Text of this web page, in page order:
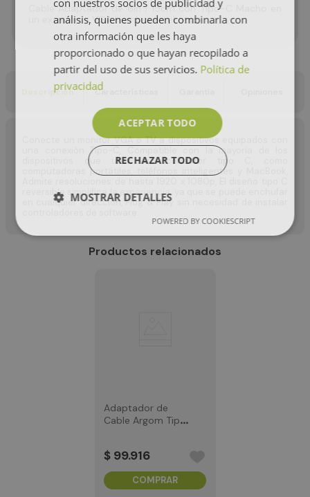
Cable Adaptador de 6in / 15cm con Tipo-C Macho en
un extremo y VGA Hembra en el otro.
Descripción Características
Conecte un monitor VGA o TV a dispositivos equipados con
una conexión Tipo-C, Compatible con la mayoría de los
dispositivos que usan un conector tipo C, como
computadoras portátiles, teléfonos inteligentes y MacBook,
reversible simplifica la experiencia, ya que se puede enchufar
en cualquier dirección, Plug & Play sin necesidad de instalar
Productos relacionados
Adaptador de
Cable Argom Tipo
$ 99.916
COMPRAR
análisis, quienes pueden combinarla con
otra información que les haya
proporcionado o que hayan recopilado a
partir del uso de sus servicios. Política de
privacidad
ACEPTAR TODO
RECHAZAR TODO
MOSTRAR DETALLES
POWERED BY COOKIESCRIPT